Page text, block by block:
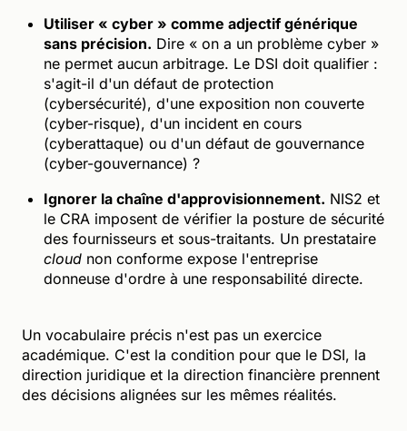
Utiliser « cyber » comme adjectif générique
sans précision. Dire « on a un problème cyber »
ne permet aucun arbitrage. Le DSI doit qualifier :
s'agit-il d'un défaut de protection
(cybersécurité), d'une exposition non couverte
(cyber-risque), d'un incident en cours
(cyberattaque) ou d'un défaut de gouvernance
(cyber-gouvernance) ?
Ignorer la chaîne d'approvisionnement. NIS2 et
le CRA imposent de vérifier la posture de sécurité
des fournisseurs et sous-traitants. Un prestataire
cloud non conforme expose l'entreprise
donneuse d'ordre à une responsabilité directe.
Un vocabulaire précis n'est pas un exercice
académique. C'est la condition pour que le DSI, la
direction juridique et la direction financière prennent
des décisions alignées sur les mêmes réalités.